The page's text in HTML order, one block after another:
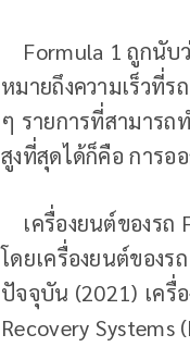
Formula 1 ถูกนับว่
หมายถึงความเร็วที่
ๆ รายการที่สามารถ
สูงที่สุดได้ก็คือ การอ
เครื่องยนต์ของรถ
โดยเครื่องยนต์ของ
ปัจจุบัน (2021) เครื่
Recovery